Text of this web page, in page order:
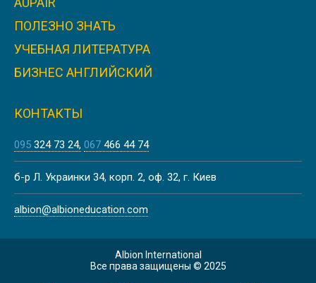
ПОЛЕЗНО ЗНАТЬ
УЧЕБНАЯ ЛИТЕРАТУРА
БИЗНЕС АНГЛИЙСКИЙ
КОНТАКТЫ
095 324 73 24 067 466 44 74
б-р Л. Украинки 34, корп. 2, оф. 32, г. Киев
albion@albioneducation.com
Albion International
Все права защищены © 2025